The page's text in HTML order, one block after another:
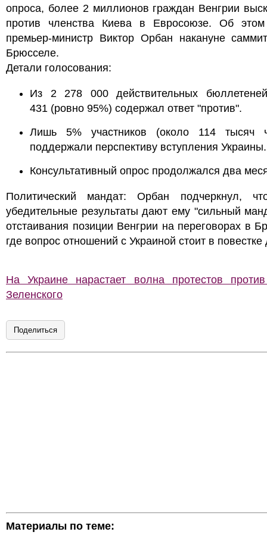
опроса, более 2 миллионов граждан Венгрии
против членства Киева в Евросоюзе. Об этом
премьер-министр Виктор Орбан накануне
Брюсселе.
Детали голосования:
Из 2 278 000 действительных
431 (ровно 95%) содержал ответ "против".
Лишь 5% участников (около 114 тысяч
поддержали перспективу вступления Украины.
Консультативный опрос продолжался два
Политический мандат: Орбан подчеркнул,
убедительные результаты дают ему "сильный
отстаивания позиции Венгрии на переговорах в
где вопрос отношений с Украиной стоит в повестке
На Украине нарастает волна протестов
Зеленского
Поделиться
Материалы по теме: